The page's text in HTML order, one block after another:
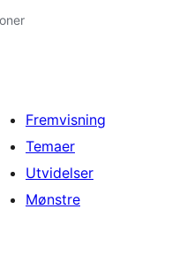
Fremvisning
Temaer
Utvidelser
Mønstre